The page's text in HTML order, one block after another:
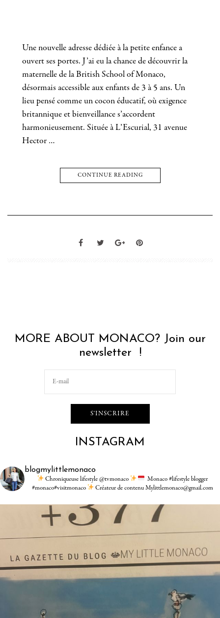
Une nouvelle adresse dédiée à la petite enfance a
ouvert ses portes. J’ai eu la chance de découvrir la
maternelle de la British School of Monaco,
désormais accessible aux enfants de 3 à 5 ans. Un
lieu pensé comme un cocon éducatif, où exigence
britannique et bienveillance s’accordent
harmonieusement. Située à L’Escurial, 31 avenue
Hector …
CONTINUE READING
MORE ABOUT MONACO? Join our
newsletter !
INSTAGRAM
blogmylittlemonaco
Chroniqueuse lifestyle @tvmonaco
Monaco #lifestyle blogger
#monaco#visitmonaco
Créateur de contenu Mylittlemonaco@gmail.com